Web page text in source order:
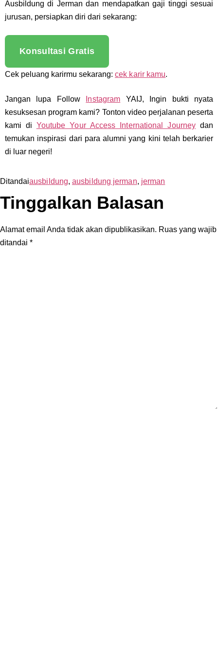
Ausbildung di Jerman dan mendapatkan gaji tinggi sesuai
jurusan, persiapkan diri dari sekarang:
Konsultasi Gratis
Cek peluang karirmu sekarang: cek karir kamu.
Jangan lupa Follow Instagram YAIJ, Ingin bukti nyata
kesuksesan program kami? Tonton video perjalanan peserta
kami di Youtube Your Access International Journey dan
temukan inspirasi dari para alumni yang kini telah berkarier
di luar negeri!
Ditandaiausbildung, ausbildung jerman, jerman
Tinggalkan Balasan
Alamat email Anda tidak akan dipublikasikan. Ruas yang wajib
ditandai *